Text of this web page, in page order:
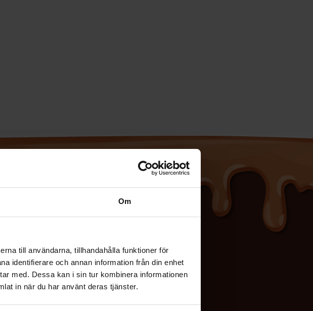
Om
till användarna, tillhandahålla funktioner för
identifierare och annan information från din enhet
med. Dessa kan i sin tur kombinera informationen
in när du har använt deras tjänster.
Her er vi